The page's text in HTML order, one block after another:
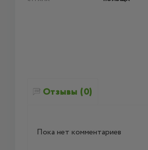
Отзывы (0)
Пока нет комментариев